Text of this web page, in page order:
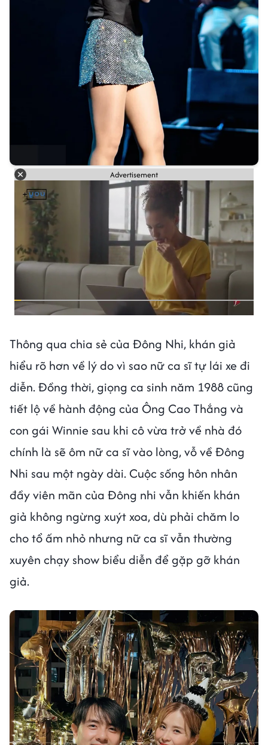
Advertisement
Thông qua chia sẻ của Đông Nhi, khán giả
hiểu rõ hơn về lý do vì sao nữ ca sĩ tự lái xe đi
diễn. Đồng thời, giọng ca sinh năm 1988 cũng
tiết lộ về hành động của Ông Cao Thắng và
con gái Winnie sau khi cô vừa trở về nhà đó
chính là sẽ ôm nữ ca sĩ vào lòng, vỗ về Đông
Nhi sau một ngày dài. Cuộc sống hôn nhân
đầy viên mãn của Đông nhi vẫn khiến khán
giả không ngừng xuýt xoa, dù phải chăm lo
cho tổ ấm nhỏ nhưng nữ ca sĩ vẫn thường
xuyên chạy show biểu diễn để gặp gỡ khán
giả.